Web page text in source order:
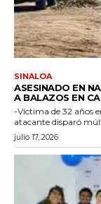
SINALOA
ASESINADO EN
A BALAZOS EN
-Víctima de 32 años
atacante disparó
julio 17, 2026